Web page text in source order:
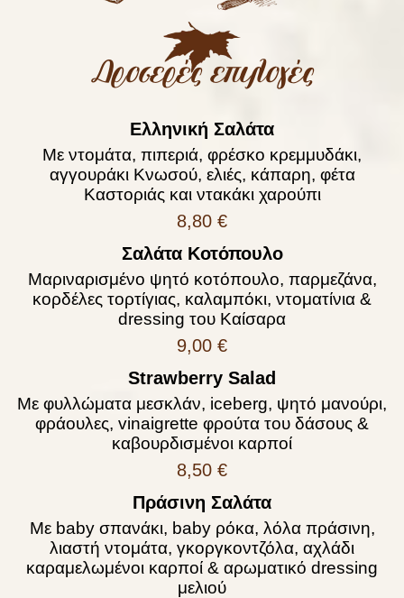
Δροσερές επιλογές
Ελληνική Σαλάτα
Με ντομάτα, πιπεριά, φρέσκο κρεμμυδάκι,
αγγουράκι Κνωσού, ελιές, κάπαρη, φέτα
Καστοριάς και ντακάκι χαρούπι
8,80 €
Σαλάτα Κοτόπουλο
Μαριναρισμένο ψητό κοτόπουλο, παρμεζάνα,
κορδέλες τορτίγιας, καλαμπόκι, ντοματίνια &
dressing του Καίσαρα
9,00 €
Strawberry Salad
Με φυλλώματα μεσκλάν, iceberg, ψητό μανούρι,
φράουλες, vinaigrette φρούτα του δάσους &
καβουρδισμένοι καρποί
8,50 €
Πράσινη Σαλάτα
Mε baby σπανάκι, baby ρόκα, λόλα πράσινη,
λιαστή ντομάτα, γκοργκοντζόλα, αχλάδι
καραμελωμένοι καρποί & αρωματικό dressing
μελιού